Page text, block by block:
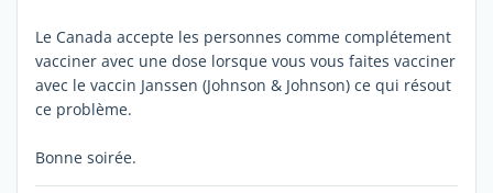
Le Canada accepte les personnes comme complétement
vacciner avec une dose lorsque vous vous faites vacciner
avec le vaccin Janssen (Johnson & Johnson) ce qui résout
ce problème.
Bonne soirée.